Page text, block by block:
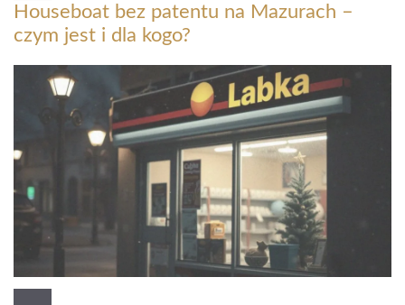
Houseboat bez patentu na Mazurach –
czym jest i dla kogo?